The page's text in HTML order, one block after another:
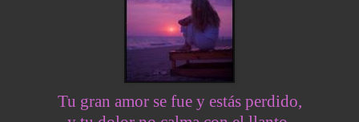
Tu gran amor se fue y estás perdido,